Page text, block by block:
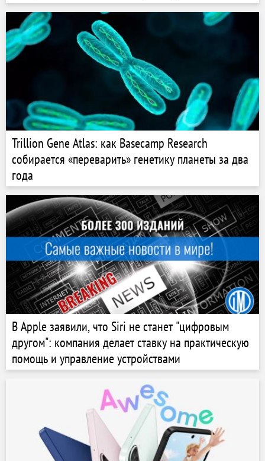
Trillion Gene Atlas: как Basecamp Research
собирается «переварить» генетику планеты за два
года
В Apple заявили, что Siri не станет "цифровым
другом": компания делает ставку на практическую
помощь и управление устройствами